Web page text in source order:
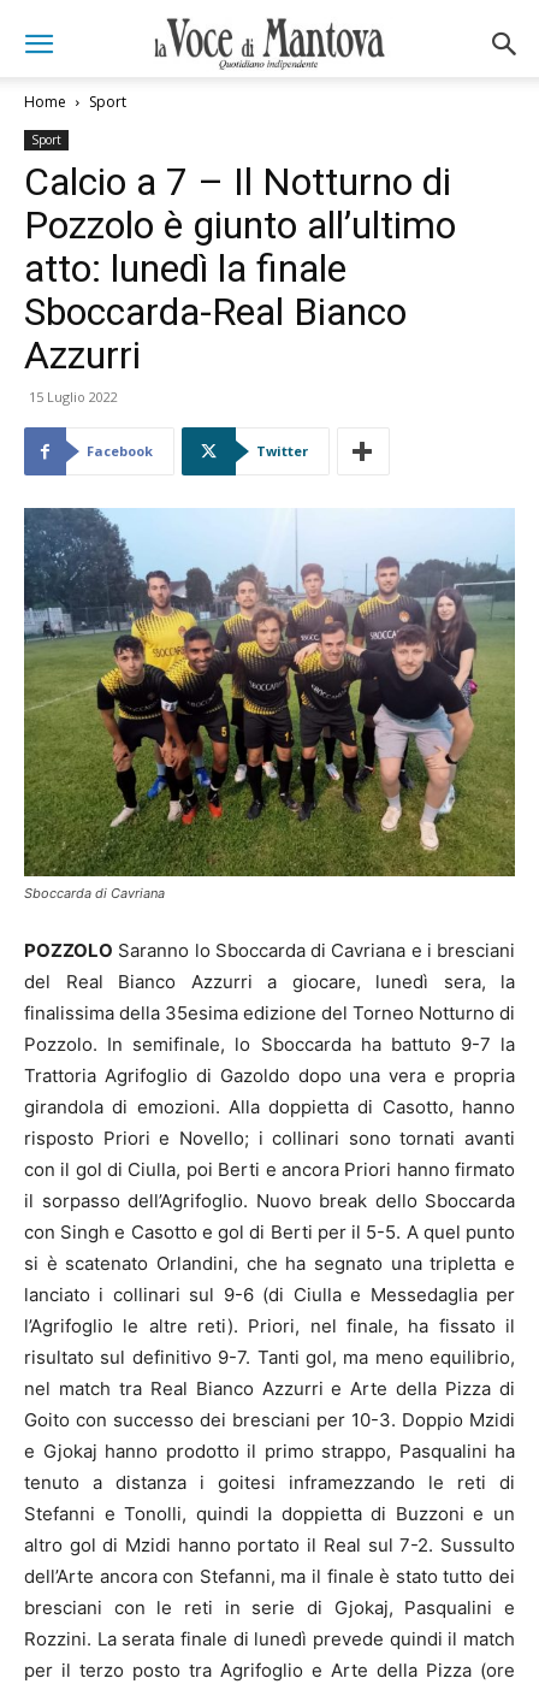
Home Sport
Sport
Calcio a 7 – Il Notturno di
Pozzolo è giunto all’ultimo
atto: lunedì la finale
Sboccarda-Real Bianco
Azzurri
15 Luglio 2022
Facebook Twitter
Sboccarda di Cavriana
POZZOLO Saranno lo Sboccarda di Cavriana e i bresciani
del Real Bianco Azzurri a giocare, lunedì sera, la
finalissima della 35esima edizione del Torneo Notturno di
Pozzolo. In semifinale, lo Sboccarda ha battuto 9-7 la
Trattoria Agrifoglio di Gazoldo dopo una vera e propria
girandola di emozioni. Alla doppietta di Casotto, hanno
risposto Priori e Novello; i collinari sono tornati avanti
con il gol di Ciulla, poi Berti e ancora Priori hanno firmato
il sorpasso dell’Agrifoglio. Nuovo break dello Sboccarda
con Singh e Casotto e gol di Berti per il 5-5. A quel punto
si è scatenato Orlandini, che ha segnato una tripletta e
lanciato i collinari sul 9-6 (di Ciulla e Messedaglia per
l’Agrifoglio le altre reti). Priori, nel finale, ha fissato il
risultato sul definitivo 9-7. Tanti gol, ma meno equilibrio,
nel match tra Real Bianco Azzurri e Arte della Pizza di
Goito con successo dei bresciani per 10-3. Doppio Mzidi
e Gjokaj hanno prodotto il primo strappo, Pasqualini ha
tenuto a distanza i goitesi inframezzando le reti di
Stefanni e Tonolli, quindi la doppietta di Buzzoni e un
altro gol di Mzidi hanno portato il Real sul 7-2. Sussulto
dell’Arte ancora con Stefanni, ma il finale è stato tutto dei
bresciani con le reti in serie di Gjokaj, Pasqualini e
Rozzini. La serata finale di lunedì prevede quindi il match
per il terzo posto tra Agrifoglio e Arte della Pizza (ore